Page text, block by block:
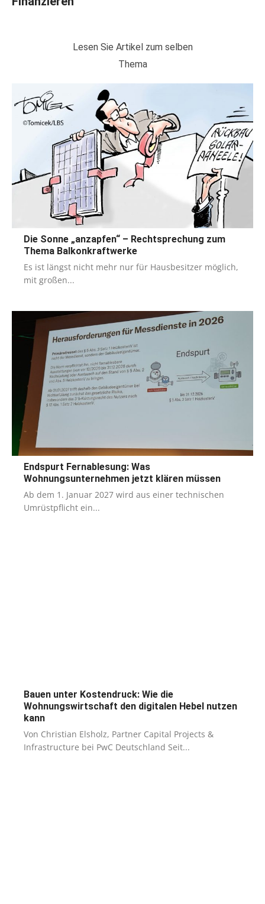
Lesen Sie Artikel zum selben
Thema
Die Sonne „anzapfen“ – Rechtsprechung zum
Thema Balkonkraftwerke
Es ist längst nicht mehr nur für Hausbesitzer möglich,
mit großen...
Endspurt Fernablesung: Was
Wohnungsunternehmen jetzt klären müssen
Ab dem 1. Januar 2027 wird aus einer technischen
Umrüstpflicht ein...
Bauen unter Kostendruck: Wie die
Wohnungswirtschaft den digitalen Hebel nutzen
kann
Von Christian Elsholz, Partner Capital Projects &
Infrastructure bei PwC Deutschland Seit...